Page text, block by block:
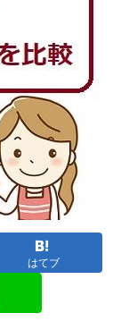
はてブ